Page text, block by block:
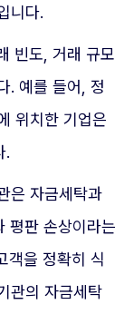
니다.
빈도, 거래 규모
. 예를 들어, 정
위치한 기업은
.
은 자금세탁과
평판 손상이라는
객을 정확히 식
관의 자금세탁